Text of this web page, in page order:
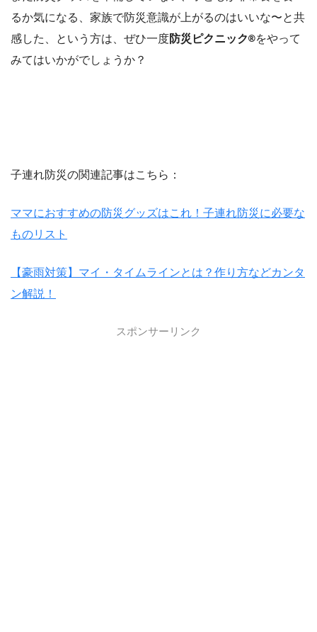
るか気になる、家族で防災意識が上がるのはいいな〜と共
感した、という方は、ぜひ一度防災ピクニック®︎をやって
みてはいかがでしょうか？
子連れ防災の関連記事はこちら：
ママにおすすめの防災グッズはこれ！子連れ防災に必要な
ものリスト
【豪雨対策】マイ・タイムラインとは？作り方などカンタ
ン解説！
スポンサーリンク